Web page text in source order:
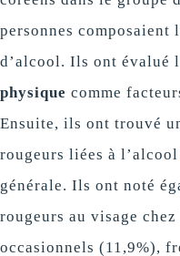
personnes composaient
d’alcool. Ils ont évalué
physique comme
Ensuite, ils ont trouvé
rougeurs liées à
générale. Ils ont noté
rougeurs au visage
occasionnels (11,9%),